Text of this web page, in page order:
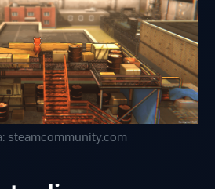
steamcommunity.com